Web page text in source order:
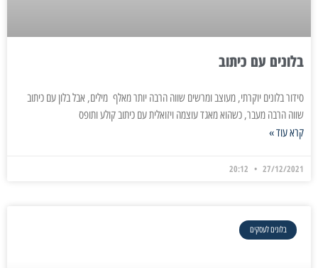
בלונים עם כיתוב
סידור בלונים יוקרתי, מעוצב ומרשים שווה הרבה יותר מאלף מילים, אבל בלון עם כיתוב
שווה הרבה מעבר, כשהוא מאגד עוצמה ויזואלית עם כיתוב קולע ותופס
קרא עוד »
27/12/2021
בלונים לעסקים